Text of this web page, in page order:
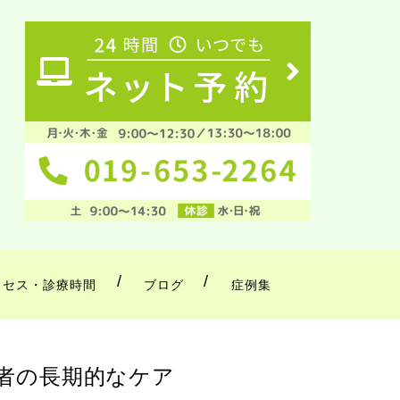
セス・診療時間 ブログ 症例集
の長期的なケア